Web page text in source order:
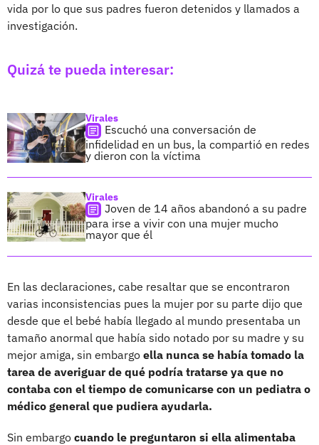
vida por lo que sus padres fueron detenidos y llamados a
investigación.
Quizá te pueda interesar:
Virales
Escuchó una conversación de
infidelidad en un bus, la compartió en redes
y dieron con la víctima
Virales
Joven de 14 años abandonó a su padre
para irse a vivir con una mujer mucho
mayor que él
En las declaraciones, cabe resaltar que se encontraron
varias inconsistencias pues la mujer por su parte dijo que
desde que el bebé había llegado al mundo presentaba un
tamaño anormal que había sido notado por su madre y su
mejor amiga, sin embargo ella nunca se había tomado la
tarea de averiguar de qué podría tratarse ya que no
contaba con el tiempo de comunicarse con un pediatra o
médico general que pudiera ayudarla.
Sin embargo cuando le preguntaron si ella alimentaba